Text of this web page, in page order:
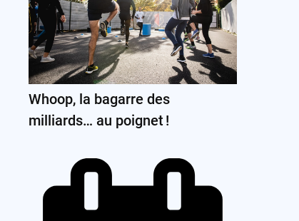
Whoop, la bagarre des
milliards… au poignet !